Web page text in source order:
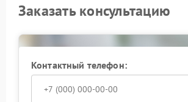
Заказать консультацию
Контактный телефон: